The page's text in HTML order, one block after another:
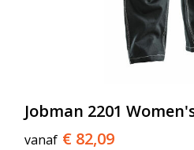
Jobman 2201
vanaf € 82,09